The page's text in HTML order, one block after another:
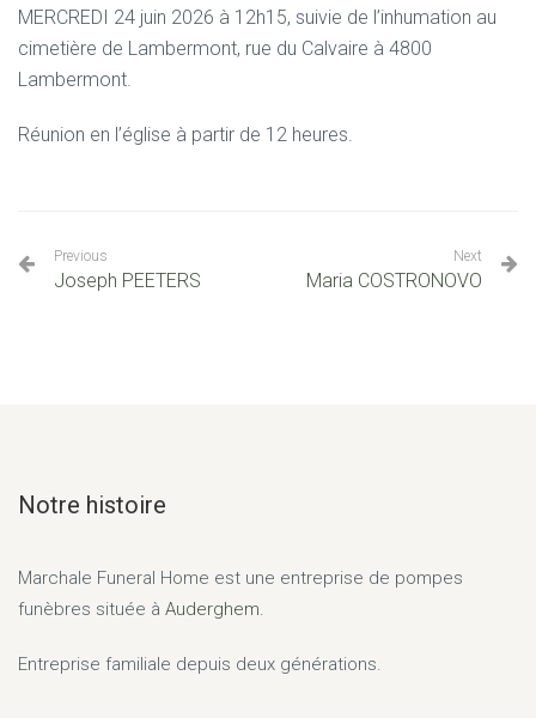
MERCREDI 24 juin 2026 à 12h15, suivie de l’inhumation au
cimetière de Lambermont, rue du Calvaire à 4800
Lambermont.
Réunion en l’église à partir de 12 heures.
Previous
Joseph PEETERS
Next
Maria COSTRONOVO
Notre histoire
Marchale Funeral Home est une entreprise de pompes
funèbres située à Auderghem.
Entreprise familiale depuis deux générations.